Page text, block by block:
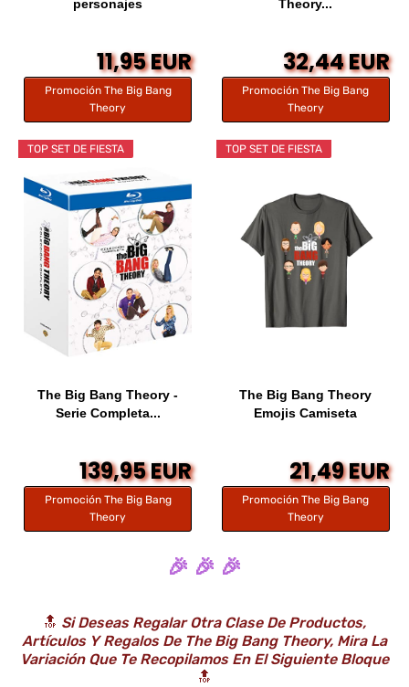
personajes
11,95 EUR
Promoción The Big Bang
Theory
Theory...
32,44 EUR
Promoción The Big Bang
Theory
TOP SET DE FIESTA
The Big Bang Theory -
Serie Completa...
139,95 EUR
Promoción The Big Bang
Theory
TOP SET DE FIESTA
The Big Bang Theory
Emojis Camiseta
21,49 EUR
Promoción The Big Bang
Theory
🎉 🎉 🎉
🔝 Si Deseas Regalar Otra Clase De Productos,
Artículos Y Regalos De The Big Bang Theory, Mira La
Variación Que Te Recopilamos En El Siguiente Bloque
🔝